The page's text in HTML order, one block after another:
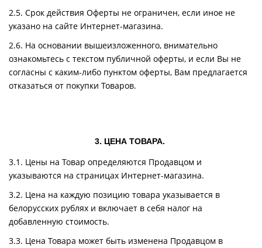
2.5. Срок действия Оферты не ограничен, если иное не
указано на сайте Интернет-магазина.
2.6. На основании вышеизложенного, внимательно
ознакомьтесь с текстом публичной оферты, и если Вы не
согласны с каким-либо пунктом оферты, Вам предлагается
отказаться от покупки Товаров.
3. ЦЕНА ТОВАРА.
3.1. Цены на Товар определяются Продавцом и
указываются на страницах Интернет-магазина.
3.2. Цена на каждую позицию товара указывается в
белорусских рублях и включает в себя налог на
добавленную стоимость.
3.3. Цена Товара может быть изменена Продавцом в